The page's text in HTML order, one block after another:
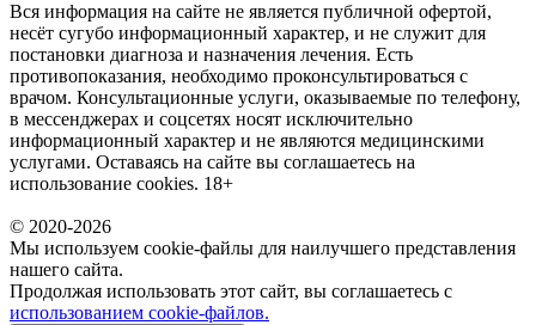
Вся информация на сайте не является публичной офертой,
несёт сугубо информационный характер, и не служит для
постановки диагноза и назначения лечения. Есть
противопоказания, необходимо проконсультироваться с
врачом. Консультационные услуги, оказываемые по телефону,
в мессенджерах и соцсетях носят исключительно
информационный характер и не являются медицинскими
услугами. Оставаясь на сайте вы соглашаетесь на
использование cookies. 18+
© 2020-2026
Мы используем cookie-файлы для наилучшего представления
нашего сайта.
Продолжая использовать этот сайт, вы соглашаетесь с
использованием cookie-файлов.